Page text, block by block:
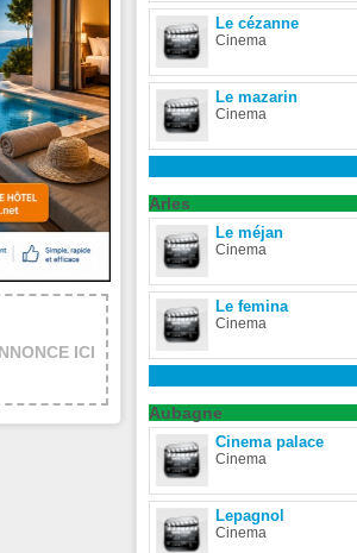
Le cézanne
Cinema
Le mazarin
Cinema
Arles
Le méjan
Cinema
Le femina
Cinema
Aubagne
Cinema palace
Cinema
Lepagnol
Cinema
ICI